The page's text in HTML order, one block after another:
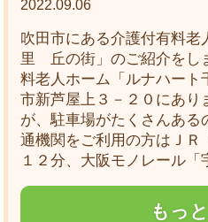
2022.09.06
吹田市にある介護付有料老
里 丘の街」のご紹介をし
料老人ホーム「ルナハー
市新芦屋上３－２０にあり
が、駐車場がたくさんある
通機関をご利用の方はＪＲ
１２分、大阪モノレール「
もっ